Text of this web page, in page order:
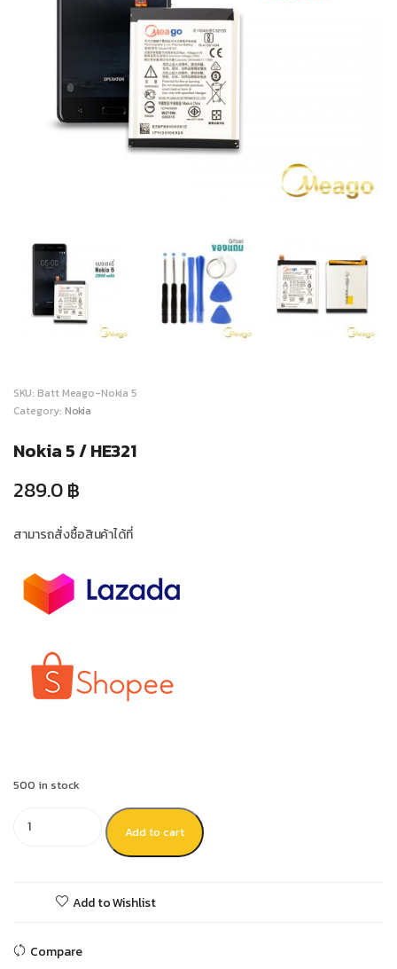
SKU: Batt Meago-Nokia 5
Category: Nokia
Nokia 5 / HE321
289.0฿
สามารถสั่งซื้อสินค้าได้ที่
500 in stock
Add to cart
Add to Wishlist
Compare